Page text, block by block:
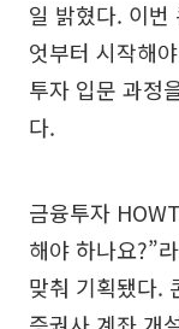
일 밝혔다. 이번
엇부터 시작해
투자 입문 과정
다.
금융투자
해야 하나요?”
맞춰 기획됐다.